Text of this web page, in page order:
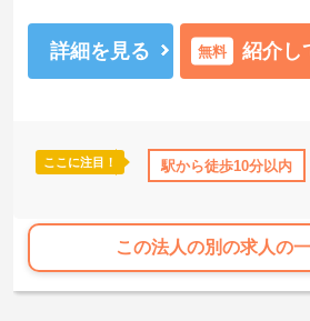
少なめ 寮・借り上げ 無資格OK
ご興味がある方は是非一度マイナビまでお
らに詳細などお伝えします！
詳細を見る 無料 紹介し
ここに注目！ 駅から徒歩10分以内
この法人の別の求人の